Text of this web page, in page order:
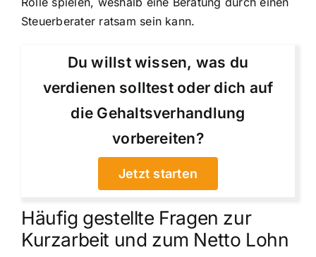
Steuerberater ratsam sein kann.
Du willst wissen, was du
verdienen solltest oder dich auf
die Gehaltsverhandlung
vorbereiten?
Jetzt starten
Häufig gestellte Fragen zur
Kurzarbeit und zum Netto Lohn